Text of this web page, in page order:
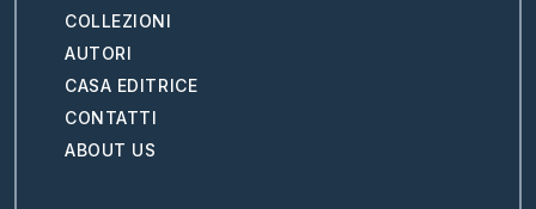
COLLEZIONI
AUTORI
CASA EDITRICE
CONTATTI
ABOUT US